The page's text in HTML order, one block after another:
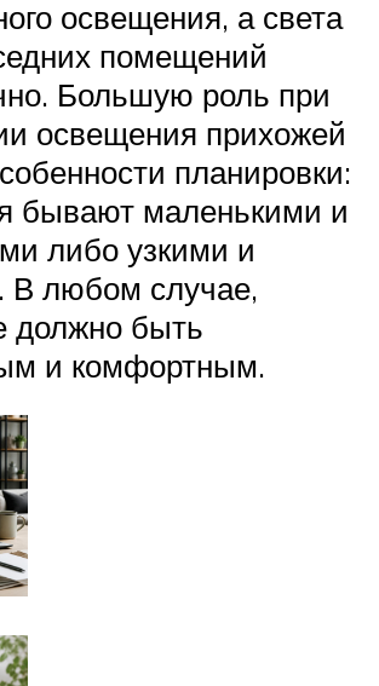
освещения, а света
помещений
Большую роль при
освещения прихожей
планировки:
бывают маленькими и
либо узкими и
любом случае,
должно быть
и комфортным.